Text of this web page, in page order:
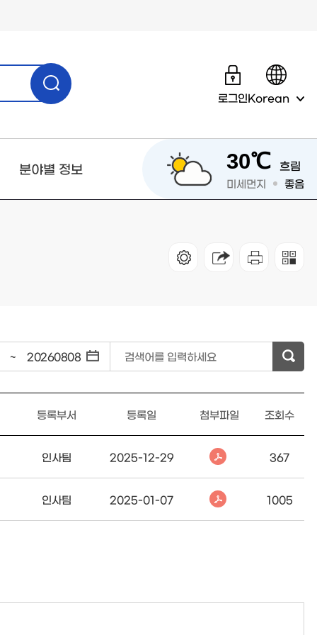
로그인Korean
분야별 정보 30℃ 흐림
미세먼지 좋음
~ 검색어를 입력하세요
등록부서 등록일 첨부파일 조회수
인사팀 2025-12-29 367
인사팀 2025-01-07 1005